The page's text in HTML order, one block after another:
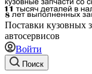
Поставки кузовных
автосервисов
Войти
Поиск